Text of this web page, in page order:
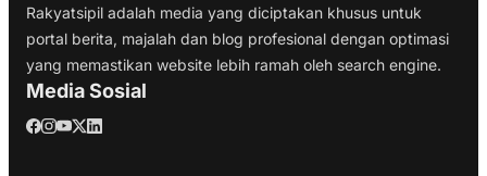
Rakyatsipil adalah media yang diciptakan khusus untuk
portal berita, majalah dan blog profesional dengan optimasi
yang memastikan website lebih ramah oleh search engine.
Media Sosial